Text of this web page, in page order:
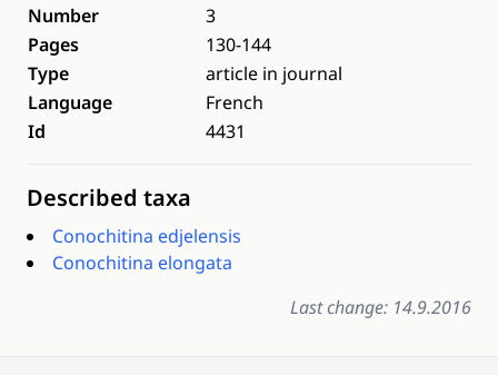
Number
3
Pages
130-144
Type
article in journal
Language
French
Id
4431
Described taxa
Conochitina edjelensis
Conochitina elongata
Last change: 14.9.2016